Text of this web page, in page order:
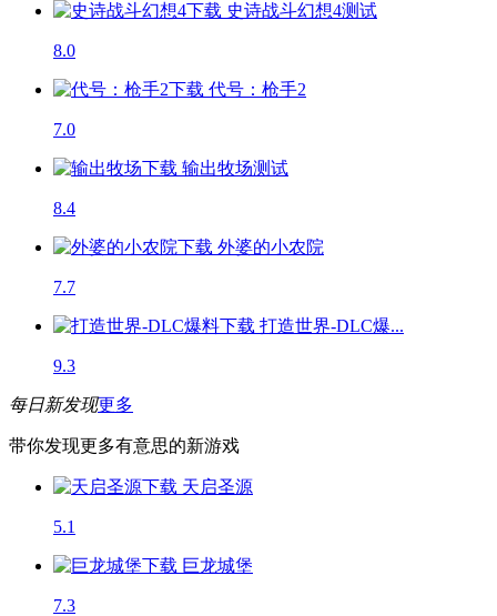
史诗战斗幻想4测试
8.0
代号：枪手2
7.0
输出牧场测试
8.4
外婆的小农院
7.7
打造世界-DLC爆...
9.3
每日新发现更多
带你发现更多有意思的新游戏
天启圣源
5.1
巨龙城堡
7.3